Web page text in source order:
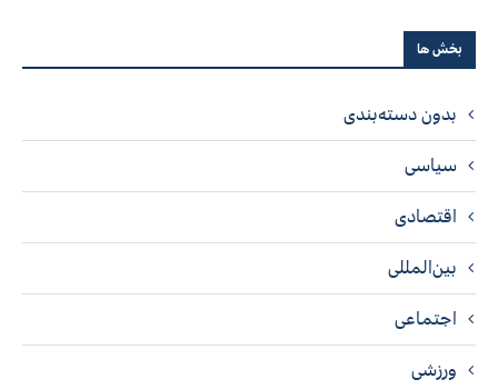
بخش ها
بدون دسته‌بندی
سیاسی
اقتصادی
بین‌المللی
اجتماعی
ورزشی